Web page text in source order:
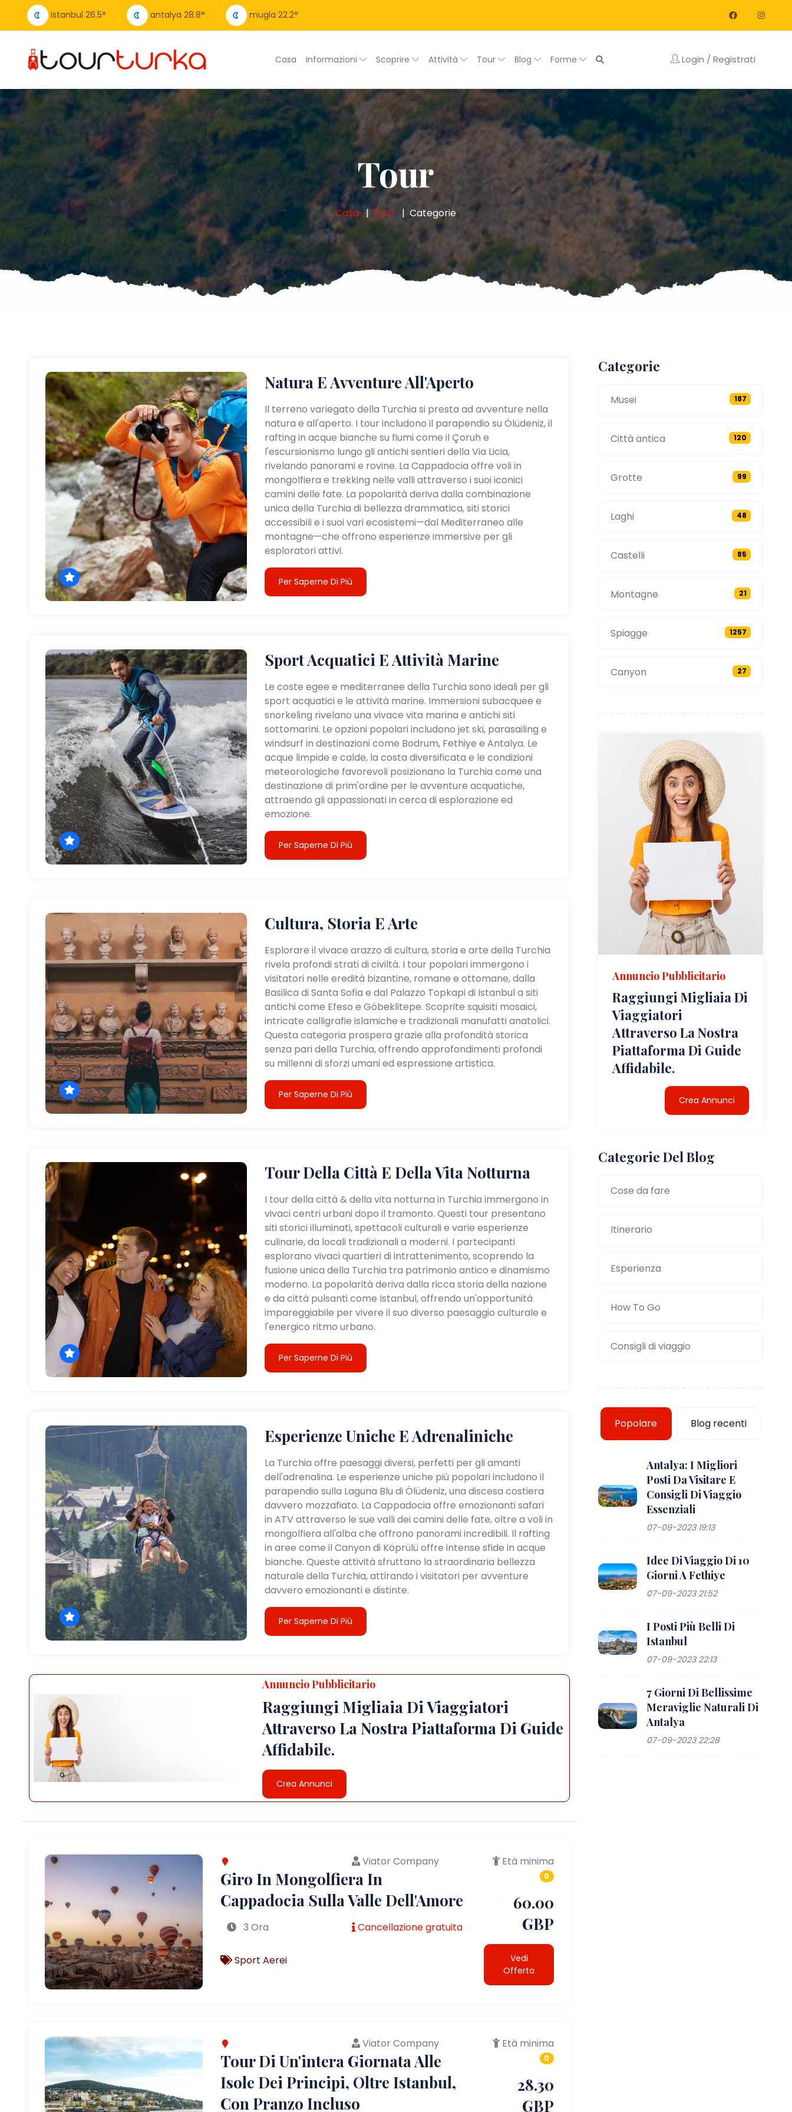
istanbul 26.5° antalya 28.8° mugla 22.2°
Casa Informazioni Scoprire Attività Tour Blog Forme Login / Registrati
Tour
Casa Tour Categorie
Natura E Avventure All'Aperto
Il terreno variegato della Turchia si presta ad avventure nella
natura e all'aperto. I tour includono il parapendio su Ölüdeniz, il
rafting in acque bianche su fiumi come il Çoruh e
l'escursionismo lungo gli antichi sentieri della Via Licia,
rivelando panorami e rovine. La Cappadocia offre voli in
mongolfiera e trekking nelle valli attraverso i suoi iconici
camini delle fate. La popolarità deriva dalla combinazione
unica della Turchia di bellezza drammatica, siti storici
accessibili e i suoi vari ecosistemi—dal Mediterraneo alle
montagne—che offrono esperienze immersive per gli
esploratori attivi.
Per Saperne Di Più
Sport Acquatici E Attività Marine
Le coste egee e mediterranee della Turchia sono ideali per gli
sport acquatici e le attività marine. Immersioni subacquee e
snorkeling rivelano una vivace vita marina e antichi siti
sottomarini. Le opzioni popolari includono jet ski, parasailing e
windsurf in destinazioni come Bodrum, Fethiye e Antalya. Le
acque limpide e calde, la costa diversificata e le condizioni
meteorologiche favorevoli posizionano la Turchia come una
destinazione di prim'ordine per le avventure acquatiche,
attraendo gli appassionati in cerca di esplorazione ed
emozione.
Per Saperne Di Più
Cultura, Storia E Arte
Esplorare il vivace arazzo di cultura, storia e arte della Turchia
rivela profondi strati di civiltà. I tour popolari immergono i
visitatori nelle eredità bizantine, romane e ottomane, dalla
Basilica di Santa Sofia e dal Palazzo Topkapi di Istanbul a siti
antichi come Efeso e Göbeklitepe. Scoprite squisiti mosaici,
intricate calligrafie islamiche e tradizionali manufatti anatolici.
Questa categoria prospera grazie alla profondità storica
senza pari della Turchia, offrendo approfondimenti profondi
su millenni di sforzi umani ed espressione artistica.
Per Saperne Di Più
Tour Della Città E Della Vita Notturna
I tour della città & della vita notturna in Turchia immergono in
vivaci centri urbani dopo il tramonto. Questi tour presentano
siti storici illuminati, spettacoli culturali e varie esperienze
culinarie, da locali tradizionali a moderni. I partecipanti
esplorano vivaci quartieri di intrattenimento, scoprendo la
fusione unica della Turchia tra patrimonio antico e dinamismo
moderno. La popolarità deriva dalla ricca storia della nazione
e da città pulsanti come Istanbul, offrendo un'opportunità
impareggiabile per vivere il suo diverso paesaggio culturale e
l'energico ritmo urbano.
Per Saperne Di Più
Esperienze Uniche E Adrenaliniche
La Turchia offre paesaggi diversi, perfetti per gli amanti
dell'adrenalina. Le esperienze uniche più popolari includono il
parapendio sulla Laguna Blu di Ölüdeniz, una discesa costiera
davvero mozzafiato. La Cappadocia offre emozionanti safari
in ATV attraverso le sue valli dei camini delle fate, oltre a voli in
mongolfiera all'alba che offrono panorami incredibili. Il rafting
in aree come il Canyon di Köprülü offre intense sfide in acque
bianche. Queste attività sfruttano la straordinaria bellezza
naturale della Turchia, attirando i visitatori per avventure
davvero emozionanti e distinte.
Per Saperne Di Più
Annuncio Pubblicitario
Raggiungi Migliaia Di Viaggiatori
Attraverso La Nostra Piattaforma Di Guide
Affidabile.
Crea Annunci
Viator Company
Giro In Mongolfiera In
Cappadocia Sulla Valle Dell'Amore
3 Ora Cancellazione gratuita
Sport Aerei
Età minima
0
60.00
GBP
Vedi
Offerta
Viator Company
Tour Di Un'intera Giornata Alle
Isole Dei Principi, Oltre Istanbul,
Con Pranzo Incluso
Età minima
0
28.30
GBP
Categorie
Musei 187
Città antica 120
Grotte 99
Laghi 48
Castelli 85
Montagne 21
Spiagge 1257
Canyon 27
Annuncio Pubblicitario
Raggiungi Migliaia Di
Viaggiatori
Attraverso La Nostra
Piattaforma Di Guide
Affidabile.
Crea Annunci
Categorie Del Blog
Cose da fare
Itinerario
Esperienza
How To Go
Consigli di viaggio
Popolare Blog recenti
Antalya: I Migliori
Posti Da Visitare E
Consigli Di Viaggio
Essenziali
07-09-2023 19:13
Idee Di Viaggio Di 10
Giorni A Fethiye
07-09-2023 21:52
I Posti Più Belli Di
Istanbul
07-09-2023 22:13
7 Giorni Di Bellissime
Meraviglie Naturali Di
Antalya
07-09-2023 22:28